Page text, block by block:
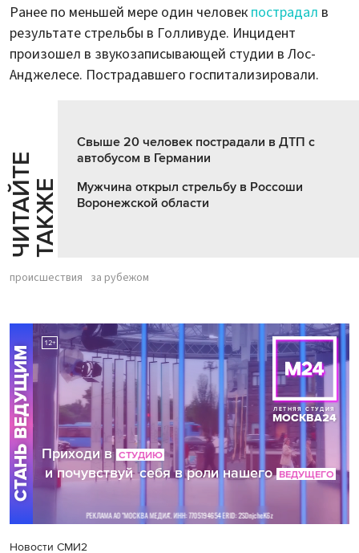
Ранее по меньшей мере один человек пострадал в
результате стрельбы в Голливуде. Инцидент
произошел в звукозаписывающей студии в Лос-
Анджелесе. Пострадавшего госпитализировали.
Ч
И
Т
АЙ
Т
Е
Т
А
К
ЖЕ
Свыше 20 человек пострадали в ДТП с
автобусом в Германии
Мужчина открыл стрельбу в Россоши
Воронежской области
происшествия за рубежом
Новости СМИ2